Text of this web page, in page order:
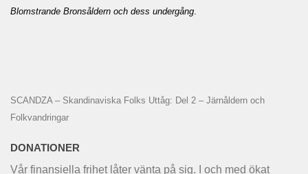
Blomstrande Bronsåldern och dess undergång
SCANDZA – Skandinaviska Folks Uttåg: Del 2 – Järnåldern och
Folkvandringar
DONATIONER
Vår finansiella frihet låter vänta på sig. I och med ökat